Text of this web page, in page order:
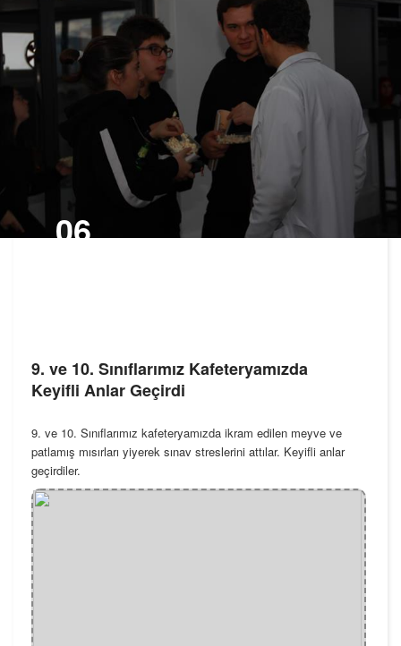
06
9. ve 10. Sınıflarımız Kafeteryamızda
Keyifli Anlar Geçirdi
9. ve 10. Sınıflarımız kafeteryamızda ikram edilen meyve ve
patlamış mısırları yiyerek sınav streslerini attılar. Keyifli anlar
geçirdiler.